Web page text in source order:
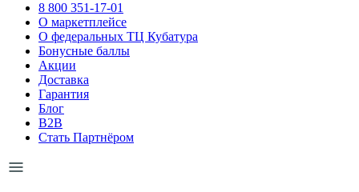
8 800 351-17-01
О маркетплейсе
О федеральных ТЦ Кубатура
Бонусные баллы
Акции
Доставка
Гарантия
Блог
B2B
Стать Партнёром